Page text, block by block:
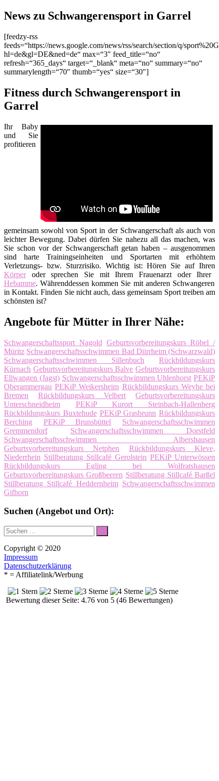
News zu Schwangerensport in Garrel
[feedzy-rss
feeds=“https://news.google.com/news/rss/search/section/q/
hl=de&gl=DE&ned=de“ max=“3″ feed_title=“no“
refresh=“365_days“ target=“_blank“ meta=“no“ summary=“no“
summarylength=“70″ thumb=“yes“ size=“30″]
Fitness durch Schwangerensport in
Garrel
Ihr Baby
und Sie
profitieren
gemeinsam sowohl von Sport in der Schwangerschaft als auch von
leichter Bewegung. Dabei dürfen Sie nahezu all das machen, was
Sie schon vor der Schwangerschaft getan haben – ausgenommen
sind harte Trainingseinheiten und Sportarten mit erhöhtem
Verletzungs- bzw. Sturzrisiko. Wichtig ist: Hören Sie auf Ihren
Körperoder sprechen Sie mit Ihrem Frauenarzt oder Ihrer
Hebamme. Währenddessen kommen Sie mit anderen Schwangeren
in Kontakt. Finden Sie nicht auch, dass gemeinsam Sport treiben am
schönsten ist?
Angebote für Mütter in Ihrer Nähe:
Schwangerschaftssport Nagold Geburtsvorbereitungskurs Röbel /
Müritz Schwangerschaftsschwimmen Bad Dürrheim (Schwarzwald)
Schwangerschaftsschwimmen Sillenbuch
Rückbildungskurs
Kürnach Geburtsvorbereitungskurs Balve Geburtsvorbereitungskurs
Ellwangen (Jagst) Schwangerschaftsschwimmen Uhlenhorst PEKiP
Oberammergau PEKiP Weikersheim Rückbildungskurs Weyhe bei
Bremen
Rückbildungskurs Velbert
Geburtsvorbereitungskurs
Unterschneidheim
PEKiP Kurort Steinbach-Hallenberg
Rückbildungskurs Buxtehude PEKiP Grasbrunn Rückbildungskurs
Berching
PEKiP Brunsbüttel
Schwangerschaftsschwimmen
Gremmendorf
Schwangerschaftsschwimmen Dorstfeld
Schwangerschaftsschwimmen Albershausen
Geburtsvorbereitungskurs Netphen
Rückbildungskurs Kleve,
Niederrhein Stillberatung Stillcafé Gerolstein PEKiP Unterwössen
Rückbildungskurs Egling bei Wolfratshausen
Geburtsvorbereitungskurs Großbeeren Stillberatung Stillcafé Barßel
Stillberatung Stillcafé Heddernheim Schwangerschaftsschwimmen
Gifhorn
Suchen (Angebot und Ort):
Suche
nach:
Suchen
Copyright © 2020
Impressum
Datenschutzerklärung
* = Affiliatelink/Werbung
Bewertung dieser Seite: 4.76 von 5 (46 Bewertungen)